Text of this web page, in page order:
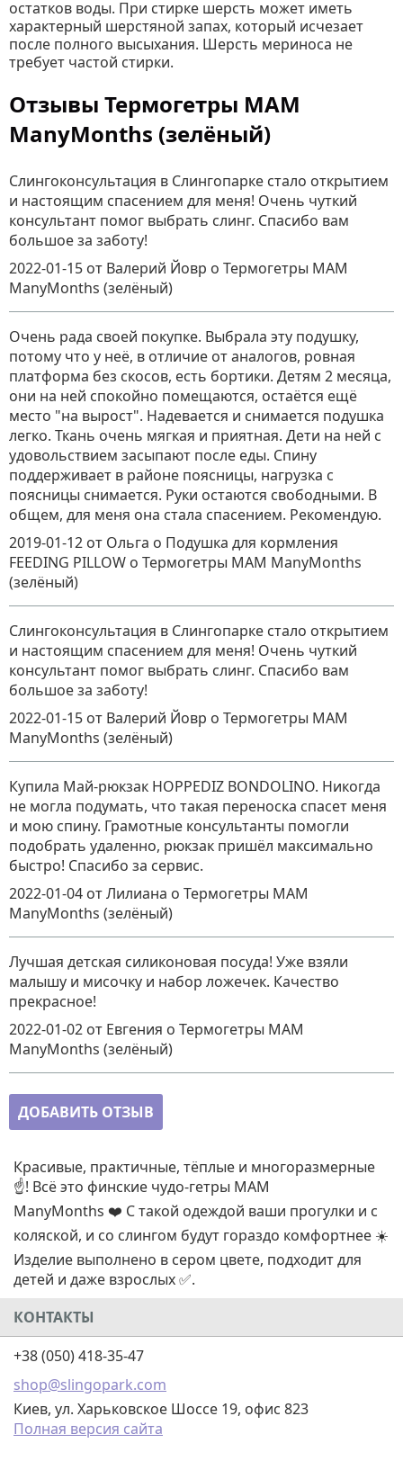
остатков воды. При стирке шерсть может иметь
характерный шерстяной запах, который исчезает
после полного высыхания. Шерсть мериноса не
требует частой стирки.
Отзывы Термогетры MAM
ManyMonths (зелёный)
Слингоконсультация в Слингопарке стало открытием
и настоящим спасением для меня! Очень чуткий
консультант помог выбрать слинг. Спасибо вам
большое за заботу!
2022-01-15 от Валерий Йовр о Термогетры MAM
ManyMonths (зелёный)
Очень рада своей покупке. Выбрала эту подушку,
потому что у неё, в отличие от аналогов, ровная
платформа без скосов, есть бортики. Детям 2 месяца,
они на ней спокойно помещаются, остаётся ещё
место "на вырост". Надевается и снимается подушка
легко. Ткань очень мягкая и приятная. Дети на ней с
удовольствием засыпают после еды. Спину
поддерживает в районе поясницы, нагрузка с
поясницы снимается. Руки остаются свободными. В
общем, для меня она стала спасением. Рекомендую.
2019-01-12 от Ольга о Подушка для кормления
FEEDING PILLOW о Термогетры MAM ManyMonths
(зелёный)
Слингоконсультация в Слингопарке стало открытием
и настоящим спасением для меня! Очень чуткий
консультант помог выбрать слинг. Спасибо вам
большое за заботу!
2022-01-15 от Валерий Йовр о Термогетры MAM
ManyMonths (зелёный)
Купила Май-рюкзак HOPPEDIZ BONDOLINO. Никогда
не могла подумать, что такая переноска спасет меня
и мою спину. Грамотные консультанты помогли
подобрать удаленно, рюкзак пришёл максимально
быстро! Спасибо за сервис.
2022-01-04 от Лилиана о Термогетры MAM
ManyMonths (зелёный)
Лучшая детская силиконовая посуда! Уже взяли
малышу и мисочку и набор ложечек. Качество
прекрасное!
2022-01-02 от Евгения о Термогетры MAM
ManyMonths (зелёный)
ДОБАВИТЬ ОТЗЫВ
Красивые, практичные, тёплые и многоразмерные
☝️! Всё это финские чудо-гетры MAM
ManyMonths ❤️ С такой одеждой ваши прогулки и с
коляской, и со слингом будут гораздо комфортнее ☀️
Изделие выполнено в сером цвете, подходит для
детей и даже взрослых ✅.
КОНТАКТЫ
+38 (050) 418-35-47
shop@slingopark.com
Киев, ул. Харьковское Шоссе 19, офис 823
Полная версия сайта